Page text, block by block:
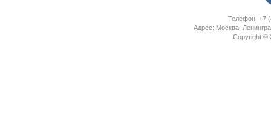
Телефон: +7
Адрес: Москва,
Copyright ©